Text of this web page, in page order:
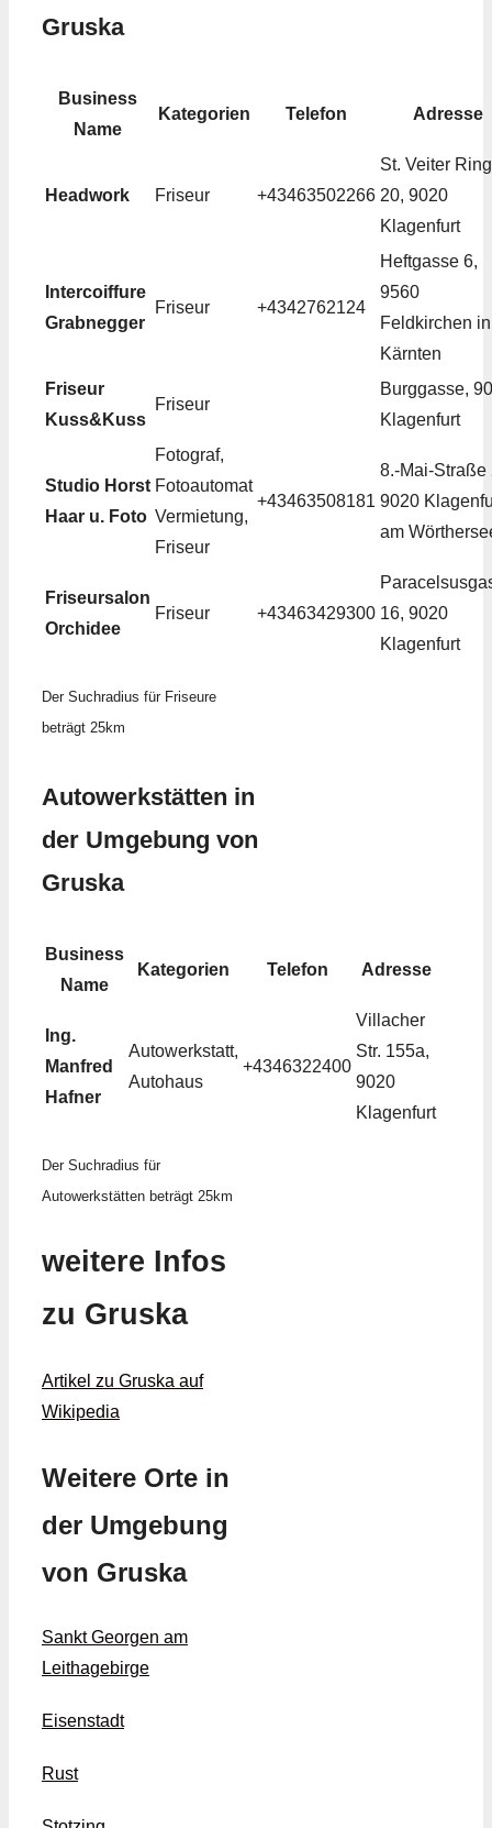
Gruska
Business
Name
Kategorien Telefon Adresse
Headwork Friseur +43463502266
St. Veiter Ring
20, 9020
Klagenfurt
Intercoiffure
Grabnegger
Friseur +4342762124
Heftgasse 6,
9560
Feldkirchen in
Kärnten
Friseur
Kuss&Kuss
Friseur
Burggasse,
Klagenfurt
Studio Horst
Haar u. Foto
Fotograf,
Fotoautomat
Vermietung,
Friseur
+43463508181
8.-Mai-Straße
9020
am
Friseursalon
Orchidee
Friseur +43463429300 16, 9020
Klagenfurt
Der Suchradius für Friseure
beträgt 25km
Autowerkstätten in
der Umgebung von
Gruska
Business
Name
Kategorien Telefon Adresse
Ing.
Manfred
Hafner
Autowerkstatt,
Autohaus
+4346322400
Villacher
Str. 155a,
9020
Klagenfurt
Der Suchradius für
Autowerkstätten beträgt 25km
weitere Infos
zu Gruska
Artikel zu Gruska auf
Wikipedia
Weitere Orte in
der Umgebung
von Gruska
Sankt Georgen am
Leithagebirge
Eisenstadt
Rust